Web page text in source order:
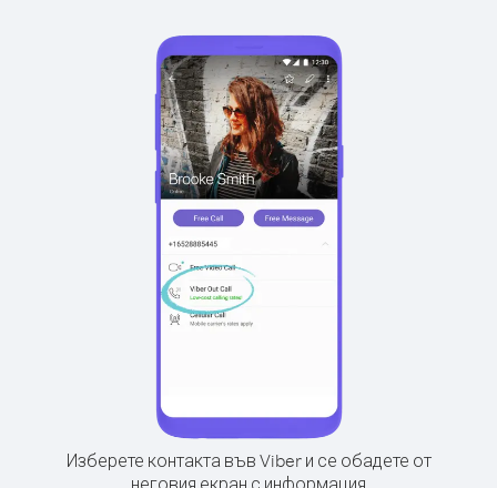
Изберете контакта във Viber и се обадете от
неговия екран с информация